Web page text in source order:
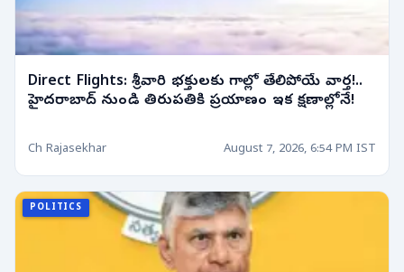
Direct Flights: శ్రీవారి భక్తులకు గాల్లో తేలిపోయే వార్త!..
హైదరాబాద్ నుండి తిరుపతికి ప్రయాణం ఇక క్షణాల్లోనే!
Ch Rajasekhar August 7, 2026, 6:54 PM IST
POLITICS